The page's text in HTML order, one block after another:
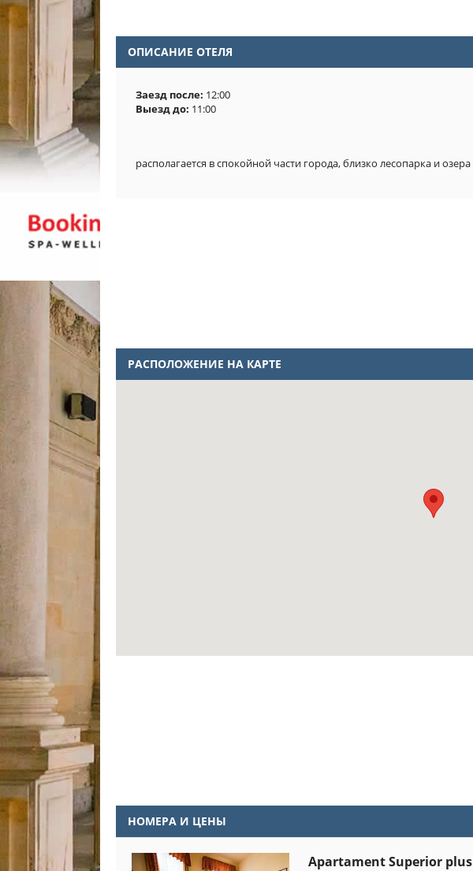
ОПИСАНИЕ ОТЕЛЯ
Заезд после: 12:00
Выезд до: 11:00
располагается в спокойной части города, близко лесопарка и озера
РАСПОЛОЖЕНИЕ НА КАРТЕ
НОМЕРА И ЦЕНЫ
Apartament Superior plus